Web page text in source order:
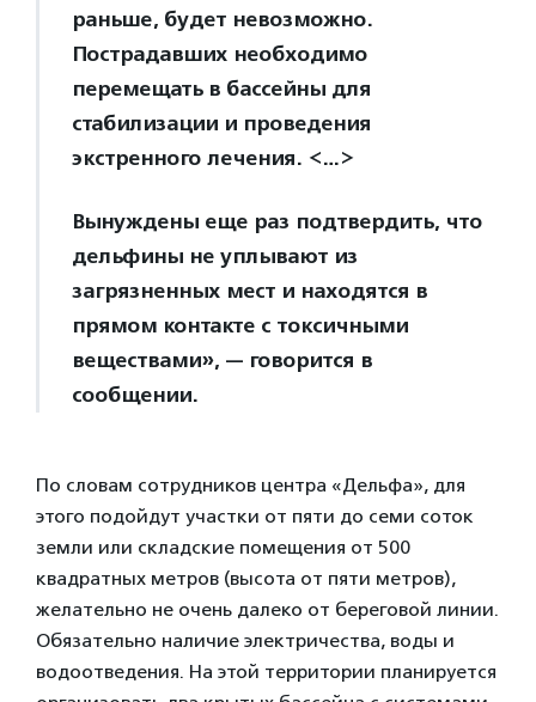
раньше, будет невозможно.
Пострадавших необходимо
перемещать в бассейны для
стабилизации и проведения
экстренного лечения. <…>
Вынуждены еще раз подтвердить, что
дельфины не уплывают из
загрязненных мест и находятся в
прямом контакте с токсичными
веществами», — говорится в
сообщении.
По словам сотрудников центра «Дельфа», для
этого подойдут участки от пяти до семи соток
земли или складские помещения от 500
квадратных метров (высота от пяти метров),
желательно не очень далеко от береговой линии.
Обязательно наличие электричества, воды и
водоотведения. На этой территории планируется